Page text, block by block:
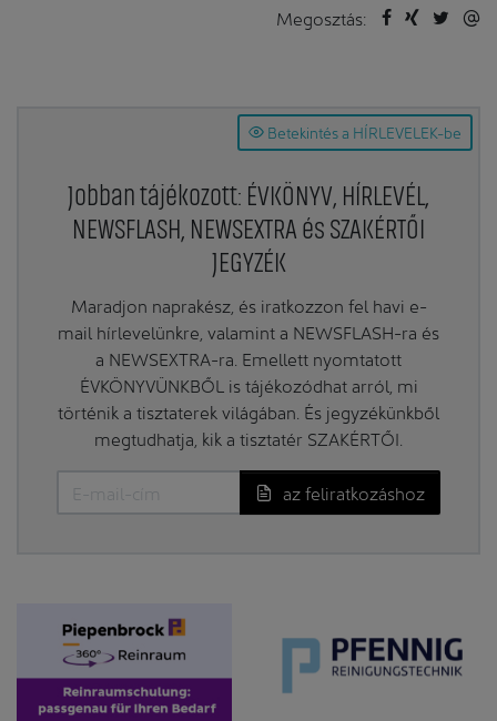
Megosztás:
Betekintés a HÍRLEVELEK-be
Jobban tájékozott: ÉVKÖNYV, HÍRLEVÉL,
NEWSFLASH, NEWSEXTRA és SZAKÉRTŐI
JEGYZÉK
Maradjon naprakész, és iratkozzon fel havi e-
mail hírlevelünkre, valamint a NEWSFLASH-ra és
a NEWSEXTRA-ra. Emellett nyomtatott
ÉVKÖNYVÜNKBŐL is tájékozódhat arról, mi
történik a tisztaterek világában. És jegyzékünkből
megtudhatja, kik a tisztatér SZAKÉRTŐI.
az feliratkozáshoz